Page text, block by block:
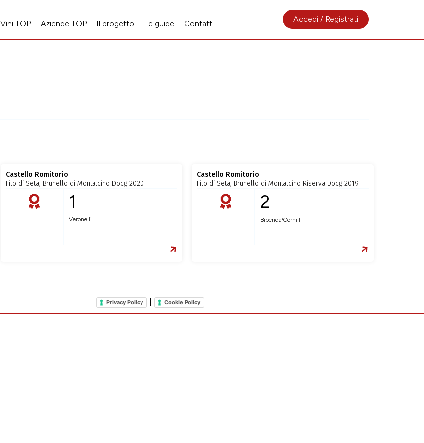
Vini TOP Aziende TOP Il progetto Le guide Contatti Accedi / Registrati
Castello Romitorio
Filo di Seta, Brunello di Montalcino Docg 2020
1
Veronelli
Castello Romitorio
Filo di Seta, Brunello di Montalcino Riserva Docg 2019
2
Bibenda•Cernilli
Privacy Policy Cookie Policy